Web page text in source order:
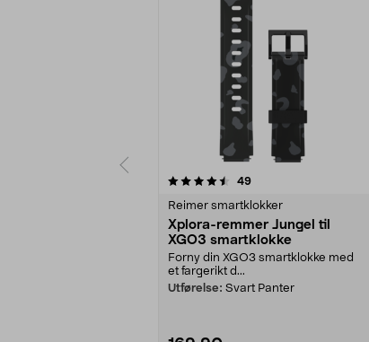
49anmeldelser
Reimer smartklokker
Xplora-remmer Jungel til
XGO3 smartklokke
Forny din XGO3 smartklokke med
et fargerikt d...
Utførelse: Svart Panter
4.5 av 5 stjerner